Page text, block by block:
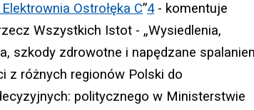
Ostrołęka C”4- komentuje
Wszystkich Istot - „Wysiedlenia,
szkody zdrowotne i napędzane
z różnych regionów Polski do
politycznego w Ministerstwie